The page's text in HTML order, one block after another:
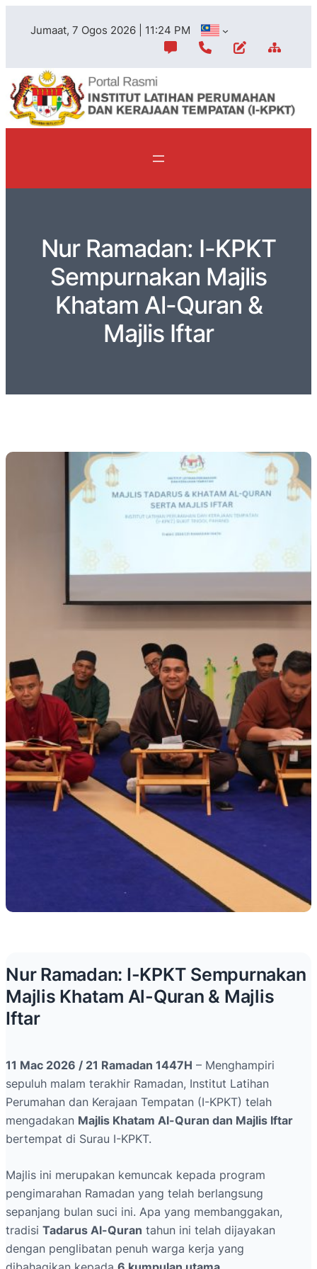
Jumaat, 7 Ogos 2026 | 11:24 PM
Nur Ramadan: I-KPKT
Sempurnakan Majlis
Khatam Al-Quran &
Majlis Iftar
Nur Ramadan: I-KPKT Sempurnakan
Majlis Khatam Al-Quran & Majlis
Iftar
11 Mac 2026 / 21 Ramadan 1447H – Menghampiri
sepuluh malam terakhir Ramadan, Institut Latihan
Perumahan dan Kerajaan Tempatan (I-KPKT) telah
mengadakan Majlis Khatam Al-Quran dan Majlis Iftar
bertempat di Surau I-KPKT.
Majlis ini merupakan kemuncak kepada program
pengimarahan Ramadan yang telah berlangsung
sepanjang bulan suci ini. Apa yang membanggakan,
tradisi Tadarus Al-Quran tahun ini telah dijayakan
dengan penglibatan penuh warga kerja yang